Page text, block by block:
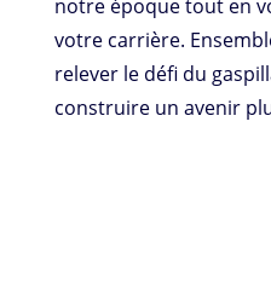
notre époque tout en
votre carrière.
relever le défi du
construire un avenir